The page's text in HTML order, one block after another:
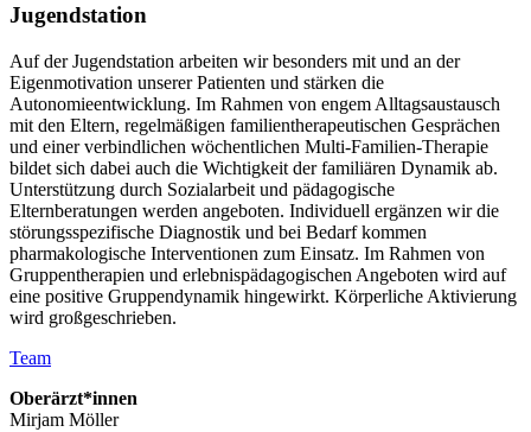
Jugendstation
Auf der Jugendstation arbeiten wir besonders mit und an der
Eigenmotivation unserer Patienten und stärken die
Autonomieentwicklung. Im Rahmen von engem Alltagsaustausch
mit den Eltern, regelmäßigen familientherapeutischen Gesprächen
und einer verbindlichen wöchentlichen Multi-Familien-Therapie
bildet sich dabei auch die Wichtigkeit der familiären Dynamik ab.
Unterstützung durch Sozialarbeit und pädagogische
Elternberatungen werden angeboten. Individuell ergänzen wir die
störungsspezifische Diagnostik und bei Bedarf kommen
pharmakologische Interventionen zum Einsatz. Im Rahmen von
Gruppentherapien und erlebnispädagogischen Angeboten wird auf
eine positive Gruppendynamik hingewirkt. Körperliche Aktivierung
wird großgeschrieben.
Team
Oberärzt*innen
Mirjam Möller